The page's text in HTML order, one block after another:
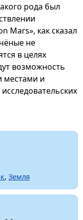
рода был
Mars», как сказал
не
в целях
возможность
местами и
, Земля